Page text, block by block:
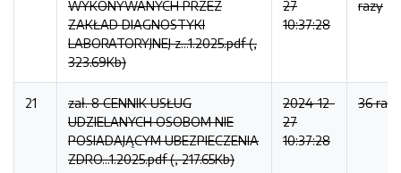
WYKONYWANYCH PRZEZ
ZAKŁAD DIAGNOSTYKI
LABORATORYJNEJ z...1.2025.pdf (,
323.69Kb)
27
10:37:28
razy
21
zał. 8 CENNIK USŁUG
UDZIELANYCH OSOBOM NIE
POSIADAJĄCYM UBEZPIECZENIA
ZDRO...1.2025.pdf (, 217.65Kb)
2024-12-
27
10:37:28
36 razy